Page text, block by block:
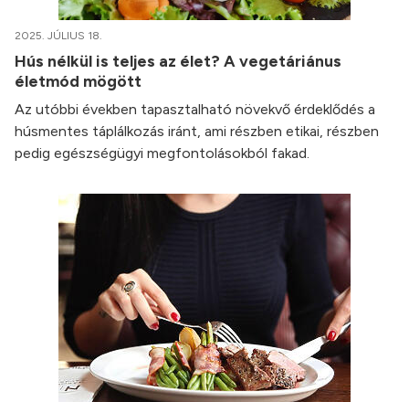
2025. JÚLIUS 18.
Hús nélkül is teljes az élet? A vegetáriánus
életmód mögött
Az utóbbi években tapasztalható növekvő érdeklődés a
húsmentes táplálkozás iránt, ami részben etikai, részben
pedig egészségügyi megfontolásokból fakad.